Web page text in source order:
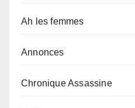
Ah les femmes
Annonces
Chronique Assassine